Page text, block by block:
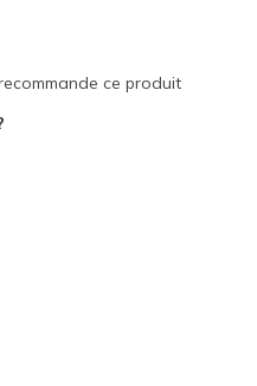
ce produit